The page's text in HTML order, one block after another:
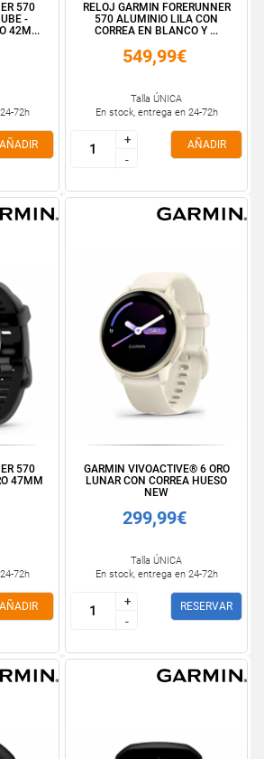
570
-
42M...
72h
AÑADIR
RELOJ GARMIN FORERUNNER
570 ALUMINIO LILA CON
CORREA EN BLANCO Y ...
549,99€
Talla ÚNICA
En stock, entrega en 24-72h
+
-
+
-
AÑADIR
570
47MM
72h
AÑADIR
GARMIN VIVOACTIVE® 6 ORO
LUNAR CON CORREA HUESO
NEW
299,99€
Talla ÚNICA
En stock, entrega en 24-72h
+
-
+
-
RESERVAR